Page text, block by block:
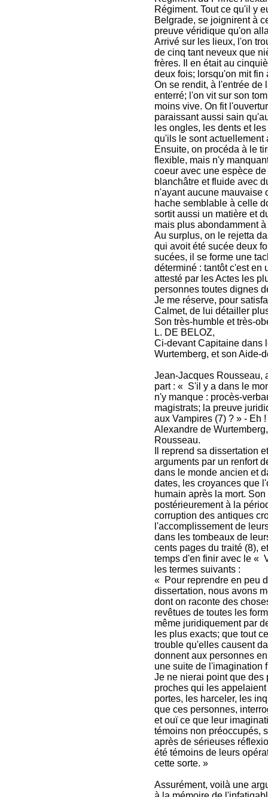
Régiment. Tout ce qu'il y
Belgrade, se joignirent à
preuve véridique qu'on
Arrivé sur les lieux, l'on
de cinq tant neveux que
frères. Il en était au
deux fois; lorsqu'on mit fin
On se rendit, à l'entrée de
enterré; l'on vit sur son
moins vive. On fit
paraissant aussi sain
les ongles, les dents et
qu'ils le sont actuellement
Ensuite, on procéda à le
flexible, mais n'y
coeur avec une espèce
blanchâtre et fluide avec
n'ayant aucune mauvaise
hache semblable à celle
sortit aussi un matière et
mais plus abondamment
Au surplus, on le rejetta
qui avoit été sucée deux
sucées, il se forme une
déterminé : tantôt c'est en
attesté par les Actes les
personnes toutes dignes
Je me réserve, pour
Calmet, de lui détailler
Son très-humble et très-
L. DE BELOZ,
Ci-devant Capitaine dans
Wurtemberg, et son Aide-
Jean-Jacques Rousseau,
part : « S'il y a dans le
n'y manque : procès-
magistrats; la preuve
aux Vampires (7) ? » - Eh
Alexandre de
Rousseau.
Il reprend sa dissertation
arguments par un renfort
dans le monde ancien et
dates, les croyances que
humain après la mort.
postérieurement à la
corruption des antiques
l'accomplissement de
dans les tombeaux de
cents pages du traité (8),
temps d'en finir avec le «
les termes suivants :
« Pour reprendre en peu
dissertation, nous avons
dont on raconte des
revêtues de toutes les
même juridiquement par
les plus exacts; que tout
trouble qu'elles causent
donnent aux personnes
une suite de l'imagination
Je ne nierai point que des
proches qui les
portes, les harceler, les
que ces personnes,
et ouï ce que leur
témoins non préoccupés,
après de sérieuses
été témoins de leurs
cette sorte. »
Assurément, voilà une